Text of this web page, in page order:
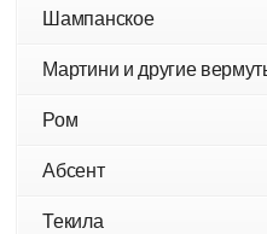
Шампанское
Мартини и другие
Ром
Абсент
Текила